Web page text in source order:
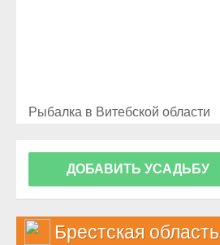
Рыбалка в Витебской области
ДОБАВИТЬ УСАДЬБУ
Брестская область